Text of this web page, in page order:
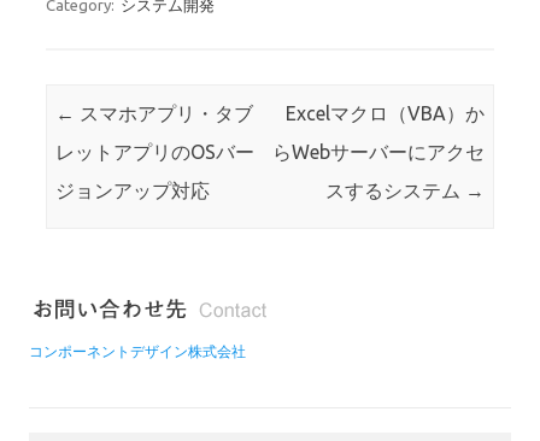
Category: システム開発
Post navigation
← スマホアプリ・タブ
レットアプリのOSバー
ジョンアップ対応
Excelマクロ（VBA）か
らWebサーバーにアクセ
スするシステム →
コンポーネントデザイン株式会社